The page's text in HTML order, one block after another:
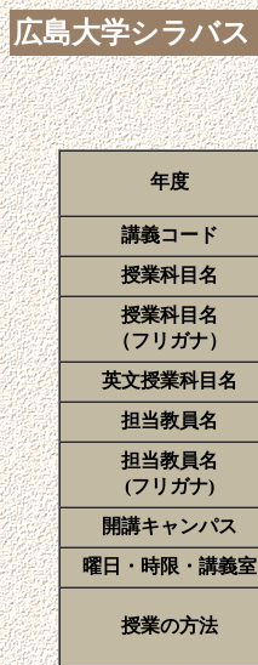
広島大学シラバス
年度
講義コード
授業科目名
授業科目名
（フリガナ）
英文授業科目名
担当教員名
担当教員名
(フリガナ)
開講キャンパス
曜日・時限・講義室
授業の方法